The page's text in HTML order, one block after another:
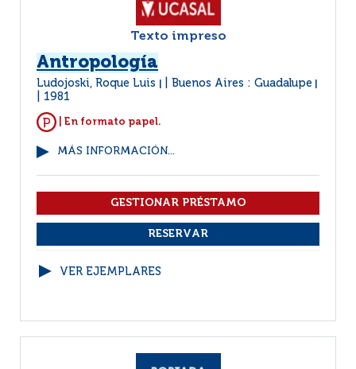
Texto impreso
Antropología
Ludojoski, Roque Luis Buenos Aires : Guadalupe
1981
| En formato papel.
MÁS INFORMACIÓN...
VER EJEMPLARES